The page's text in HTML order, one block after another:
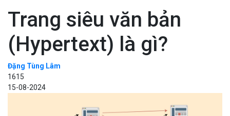
Trang siêu văn bản
(Hypertext) là gì?
Đặng Tùng Lâm
1615
15-08-2024